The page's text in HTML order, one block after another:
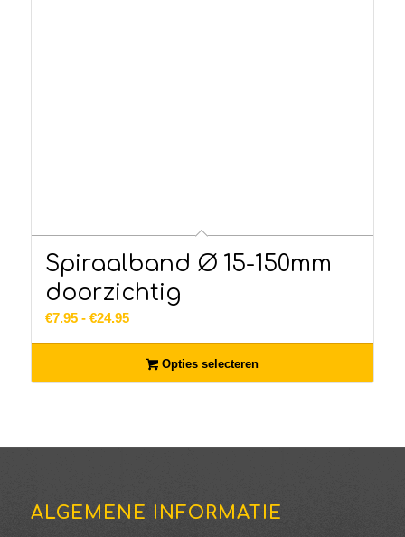
Spiraalband Ø 15-150mm
doorzichtig
€7.95 - €24.95Prijsklasse:
€24.95
Opties selecteren
ALGEMENE INFORMATIE